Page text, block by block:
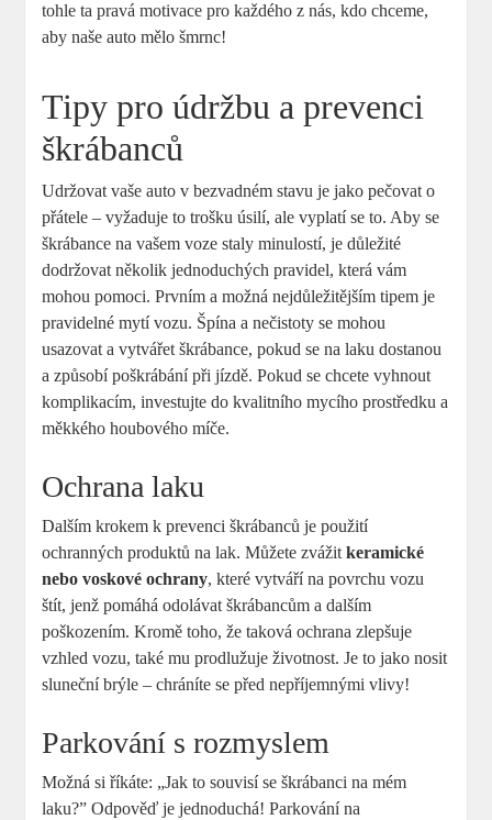
tohle ‍ta pravá motivace pro ‌každého z nás,‌ kdo chceme,
aby naše ‍auto mělo šmrnc!
Tipy pro údržbu a prevenci
škrábanců
Udržovat vaše⁤ auto v bezvadném stavu je jako pečovat o
přátele – vyžaduje to trošku úsilí, ale vyplatí se to. Aby ⁤se⁤
škrábance na vašem voze ‍staly ‌minulostí, je důležité
dodržovat několik jednoduchých pravidel, která vám
mohou pomoci. Prvním a možná nejdůležitějším tipem je
pravidelné mytí vozu. Špína a nečistoty se mohou⁣
usazovat a vytvářet škrábance, pokud se na laku dostanou‌
a způsobí poškrábání při jízdě. Pokud⁤ se chcete vyhnout
komplikacím,‌ investujte do kvalitního mycího prostředku a
měkkého houbového míče.
Ochrana‌ laku
Dalším krokem k prevenci⁤ škrábanců⁢ je použití
ochranných produktů na lak. Můžete ‍zvážitkeramické
nebo voskové​ ochrany, které vytváří na ‍povrchu vozu
štít, jenž pomáhá odolávat škrábancům a dalším
poškozením.⁢ Kromě toho, že taková ochrana zlepšuje
vzhled vozu, také mu prodlužuje životnost. Je to jako nosit
sluneční brýle – chráníte se před nepříjemnými vlivy!
Parkování s rozmyslem
Možná si říkáte: „Jak⁣ to souvisí se škrábanci na mém
laku?” Odpověď je jednoduchá! Parkování na